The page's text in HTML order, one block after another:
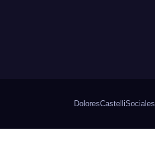
DoloresCastelliSociales